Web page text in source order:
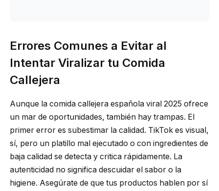
Errores Comunes a Evitar al
Intentar Viralizar tu Comida
Callejera
Aunque la comida callejera española viral 2025 ofrece
un mar de oportunidades, también hay trampas. El
primer error es subestimar la calidad. TikTok es visual,
sí, pero un platillo mal ejecutado o con ingredientes de
baja calidad se detecta y critica rápidamente. La
autenticidad no significa descuidar el sabor o la
higiene. Asegúrate de que tus productos hablen por sí